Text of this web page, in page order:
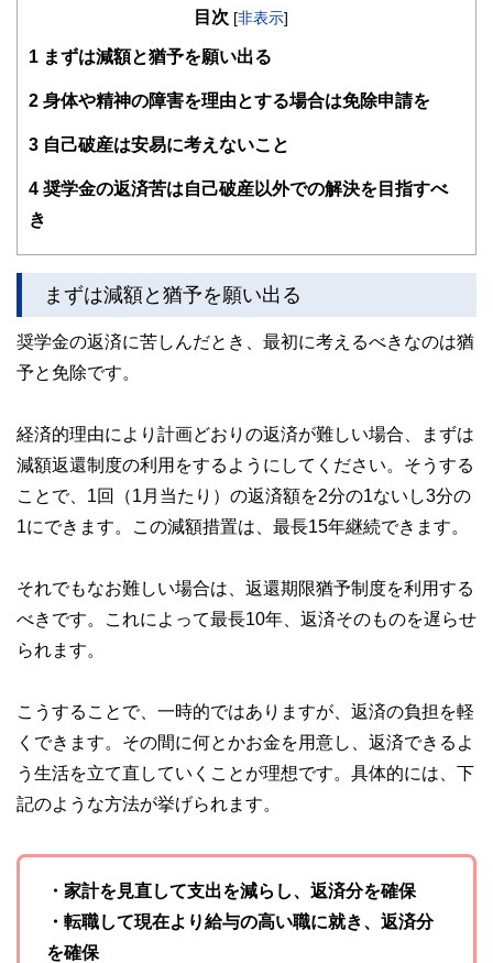
活かして活動を始める。
する傍ら、フリーライターとして精力的に活動中。広範な知
目次 [非表示]
1 まずは減額と猶予を願い出る
2 身体や精神の障害を理由とする場合は免除申請を
3 自己破産は安易に考えないこと
4 奨学金の返済苦は自己破産以外での解決を目指すべ
き
まずは減額と猶予を願い出る
奨学金の返済に苦しんだとき、最初に考えるべきなのは猶
予と免除です。
経済的理由により計画どおりの返済が難しい場合、まずは
減額返還制度の利用をするようにしてください。そうする
ことで、1回（1月当たり）の返済額を2分の1ないし3分の
1にできます。この減額措置は、最長15年継続できます。
それでもなお難しい場合は、返還期限猶予制度を利用する
べきです。これによって最長10年、返済そのものを遅らせ
られます。
こうすることで、一時的ではありますが、返済の負担を軽
くできます。その間に何とかお金を用意し、返済できるよ
う生活を立て直していくことが理想です。具体的には、下
記のような方法が挙げられます。
・家計を見直して支出を減らし、返済分を確保
・転職して現在より給与の高い職に就き、返済分
を確保